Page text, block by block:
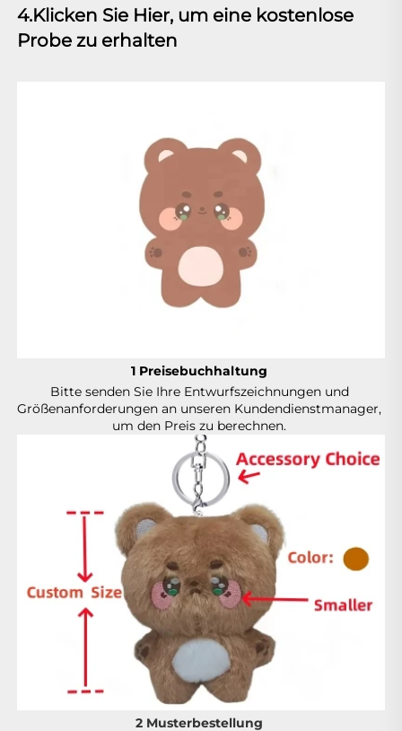
4.Klicken Sie Hier, um eine kostenlose
Probe zu erhalten
1 Preisebuchhaltung
Bitte senden Sie Ihre Entwurfszeichnungen und
Größenanforderungen an unseren Kundendienstmanager,
um den Preis zu berechnen.
2 Musterbestellung